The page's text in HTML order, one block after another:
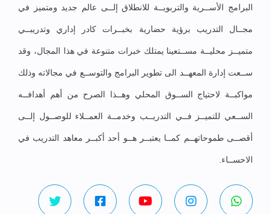
البرامج الأســرية والتربويــة للانطلاق إلــى عالم جديد ومتميز في
مجــال التدريب برؤية حضارية بخبــرات كادر إداري وتدريبــي
متميــز محليــة مســتعينا يمتلك خبرات متنوعة في هذا المجال، وقد
ســعت إدارة المعهــد الى تطوير البرامج والتوســع في مجالاته وذلك
مواكبــة لاحتياج الســوق المحلي وهــذا الصرح من أهم أهدافــه
الســعي للتميــز فــي التدريــب وخدمــة العمــلاء للوصــول إلــى
أقصــى طموحاتهــم كمــا يعتبــر هــو أحد أكبــر معاهد التدريب في
الاحســاء.